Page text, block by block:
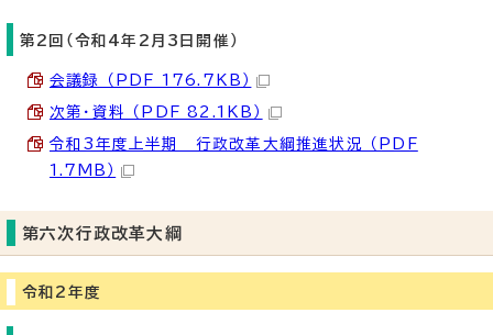
第2回（令和4年2月3日開催）
会議録 （PDF 176.7KB）
次第・資料 （PDF 82.1KB）
令和3年度上半期 行政改革大綱推進状況 （PDF
1.7MB）
第六次行政改革大綱
令和2年度